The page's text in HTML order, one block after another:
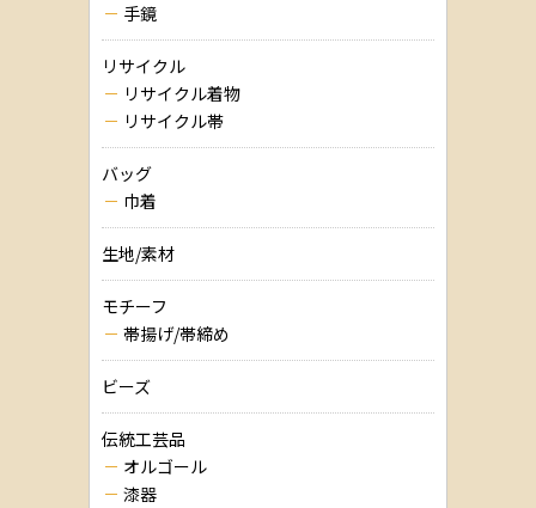
手鏡
リサイクル
リサイクル着物
リサイクル帯
バッグ
巾着
生地/素材
モチーフ
帯揚げ/帯締め
ビーズ
伝統工芸品
オルゴール
漆器